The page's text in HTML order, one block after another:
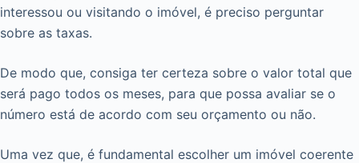
interessou ou visitando o imóvel, é preciso perguntar
sobre as taxas.
De modo que, consiga ter certeza sobre o valor total que
será pago todos os meses, para que possa avaliar se o
número está de acordo com seu orçamento ou não.
Uma vez que, é fundamental escolher um imóvel coerente